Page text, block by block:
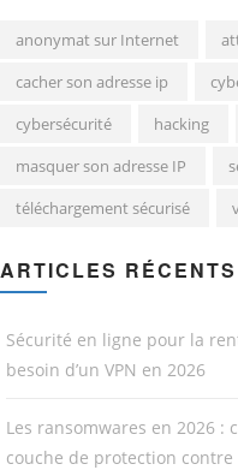
anonymat sur Internet
cacher son adresse ip
cybersécurité
hacking
masquer son adresse IP
téléchargement sécurisé
ARTICLES RÉCENTS
Sécurité en ligne pour la
besoin d’un VPN en 2026
Les ransomwares en 2026 :
couche de protection